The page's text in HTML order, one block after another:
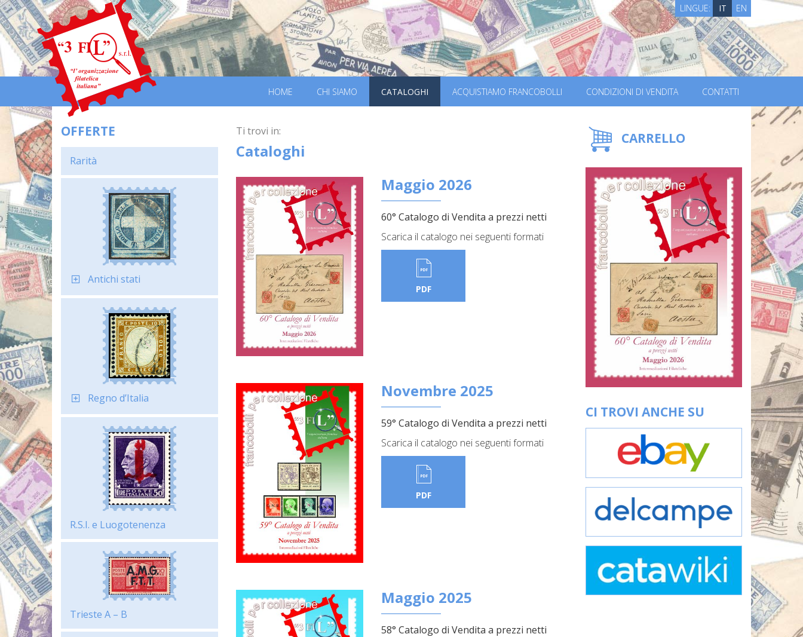
LINGUE: IT EN
HOME CHI SIAMO CATALOGHI ACQUISTIAMO FRANCOBOLLI CONDIZIONI DI VENDITA CONTATTI
OFFERTE
Rarità
Antichi stati
Regno d’Italia
R.S.I. e Luogotenenza
Trieste A – B
Ti trovi in:
Cataloghi
Maggio 2026
60° Catalogo di Vendita a prezzi netti
Scarica il catalogo nei seguenti formati
PDF
Novembre 2025
59° Catalogo di Vendita a prezzi netti
Scarica il catalogo nei seguenti formati
PDF
Maggio 2025
58° Catalogo di Vendita a prezzi netti
CARRELLO
CI TROVI ANCHE SU